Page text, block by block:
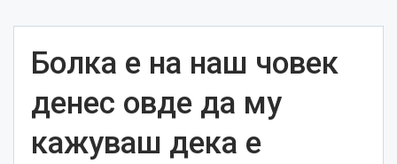
Болка е на наш човек
денес овде да му
кажуваш дека е